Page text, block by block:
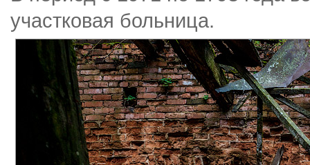
участковая больница.